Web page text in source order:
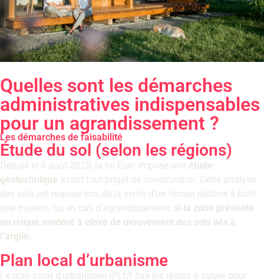
Quelles sont les démarches
administratives indispensables
pour un agrandissement ?
Les démarches de faisabilité
Étude du sol (selon les régions)
Depuis le 6 août 2020, la loi Élan impose une étude
géotechnique avant tout projet de construction. Cette analyse
des sols est requise lors de la vente d’un terrain destiné à bâtir
une maison, ou en cas d’agrandissement, si la zone présente
un risque modéré à élevé de mouvement des sols liés à
l’argile.
Plan local d’urbanisme
Le plan local d’urbanisme (PLU) fixe les règles à suivre pour